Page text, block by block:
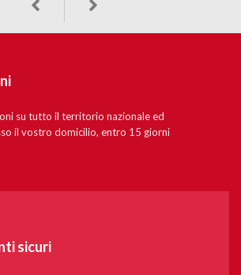
su tutto il territorio nazionale ed
il vostro domicilio, entro 15 giorni
sicuri